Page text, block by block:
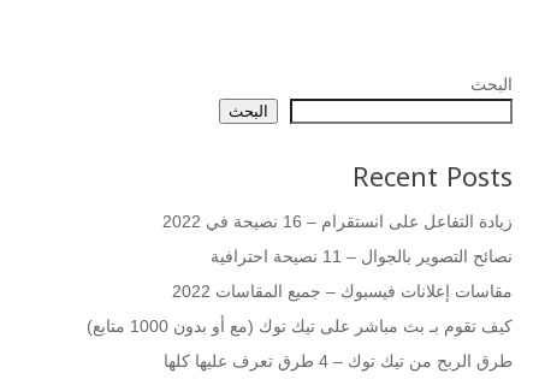
البحث
البحث
Recent Posts
زيادة التفاعل على انستقرام – 16 نصيحة في 2022
نصائح التصوير بالجوال – 11 نصيحة احترافية
مقاسات إعلانات فيسبوك – جميع المقاسات 2022
كيف تقوم بـ بث مباشر على تيك توك (مع أو بدون 1000 متابع)
طرق الربح من تيك توك – 4 طرق تعرف عليها كلها